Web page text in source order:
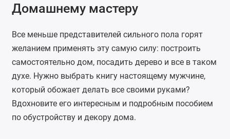
Домашнему мастеру
Все меньше представителей сильного пола горят
желанием применять эту самую силу: построить
самостоятельно дом, посадить дерево и все в таком
духе. Нужно выбрать книгу настоящему мужчине,
который обожает делать все своими руками?
Вдохновите его интересным и подробным пособием
по обустройству и декору дома.